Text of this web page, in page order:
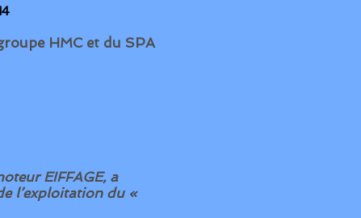
HMC et du SPA
EIFFAGE, a
l’exploitation du «